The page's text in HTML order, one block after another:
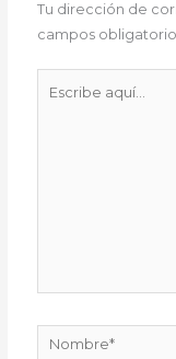
Tu dirección de
campos
Nombre*